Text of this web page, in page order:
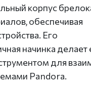
корпус
обеспечивая
Его
начинка делает
для
Pandora.